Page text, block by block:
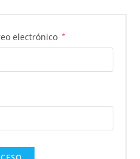
electrónico *